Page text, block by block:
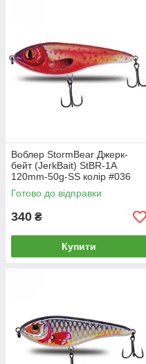
Воблер StormBear Джерк-
бейт (JerkBait) StBR-1A
120mm-50g-SS колір #036
Готово до відправки
340 ₴
Купити